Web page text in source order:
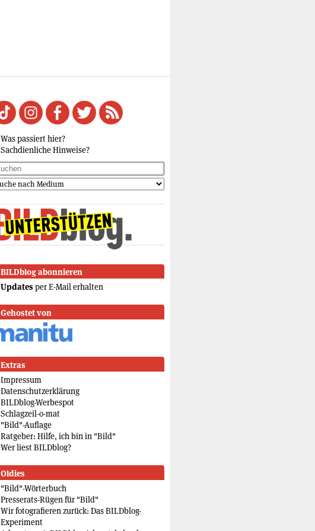
Was passiert hier?
Sachdienliche Hinweise?
BILDblog abonnieren
Updates per E-Mail erhalten
Gehostet von
Extras
Impressum
Datenschutzerklärung
BILDblog-Werbespot
Schlagzeil-o-mat
"Bild"-Auflage
Ratgeber: Hilfe, ich bin in "Bild"
Wer liest BILDblog?
Oldies
"Bild"-Wörterbuch
Presserats-Rügen für "Bild"
Wir fotografieren zurück: Das BILDblog-
Experiment